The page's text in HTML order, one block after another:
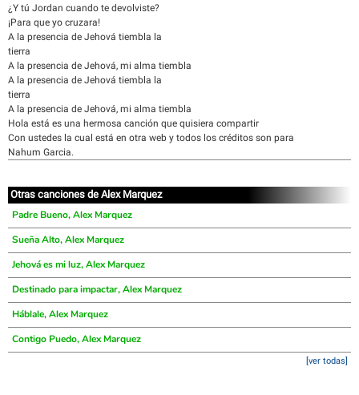
¿Y tú Jordan cuando te devolviste?
¡Para que yo cruzara!
A la presencia de Jehová tiembla la
tierra
A la presencia de Jehová, mi alma tiembla
A la presencia de Jehová tiembla la
tierra
A la presencia de Jehová, mi alma tiembla
Hola está es una hermosa canción que quisiera compartir
Con ustedes la cual está en otra web y todos los créditos son para
Nahum Garcia.
Otras canciones de Alex Marquez
Padre Bueno, Alex Marquez
Sueña Alto, Alex Marquez
Jehová es mi luz, Alex Marquez
Destinado para impactar, Alex Marquez
Háblale, Alex Marquez
Contigo Puedo, Alex Marquez
[ver todas]